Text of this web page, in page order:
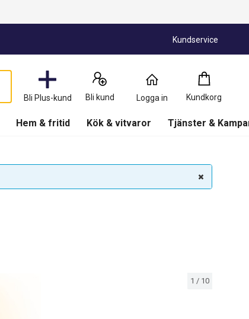
Kundservice
Bli Plus-kund Bli kund Logga in Kundkorg
Kundkorg
0
Produkter
Hem & fritid Kök & vitvaror Tjänster &
1 / 10